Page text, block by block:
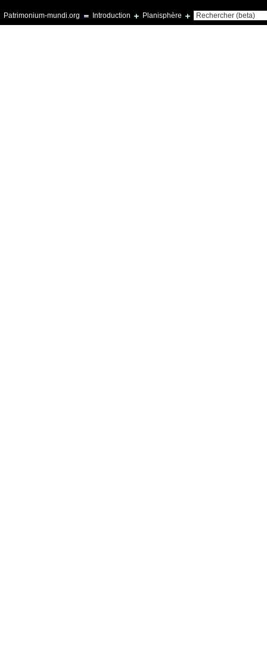
Patrimonium-mundi.org Introduction Planisphère